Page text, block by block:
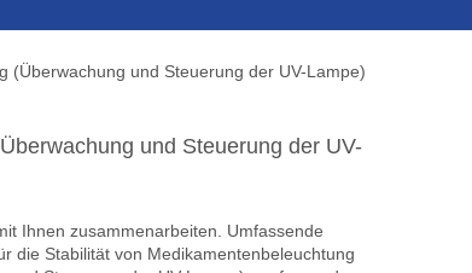
(Überwachung und Steuerung der UV-Lampe)
und Steuerung der UV-
Ihnen zusammenarbeiten. Umfassende
die Stabilität von Medikamentenbeleuchtung